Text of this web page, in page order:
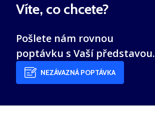
Víte, co chcete?
Pošlete nám rovnou
poptávku s Vaší představou.
NEZÁVAZNÁ POPTÁVKA